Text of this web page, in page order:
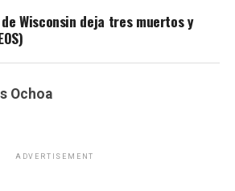
Wisconsin deja tres muertos y
Ochoa
ADVERTISEMENT